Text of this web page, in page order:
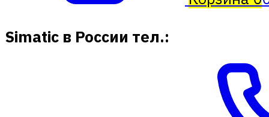
Simatic в России тел.: